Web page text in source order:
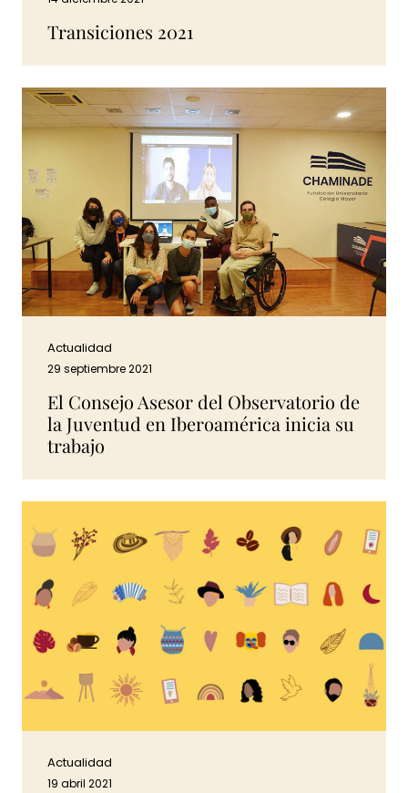
Transiciones 2021
Actualidad
29 septiembre 2021
El Consejo Asesor del Observatorio de
la Juventud en Iberoamérica inicia su
trabajo
Actualidad
19 abril 2021